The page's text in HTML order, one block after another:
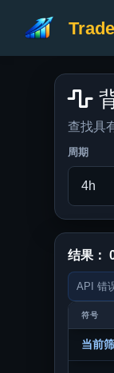
查找具
周期
结果：
API 错
符号
当前